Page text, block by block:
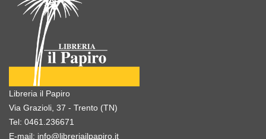
Libreria il Papiro
Via Grazioli, 37 - Trento (TN)
Tel: 0461.236671
E-mail: info@libreriailpapiro.it